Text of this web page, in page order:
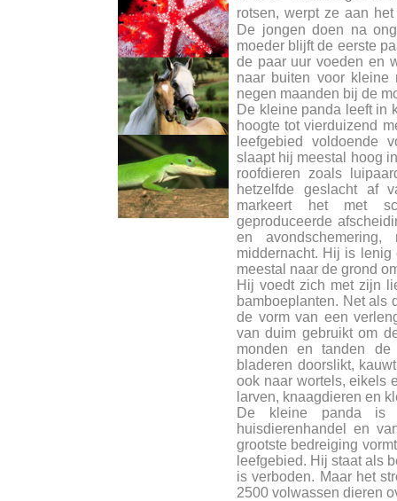
rotsen, werpt ze aan
De jongen doen na
moeder blijft de eerste
de paar uur voeden en
naar buiten voor kleine
negen maanden bij de
De kleine panda leeft in
hoogte tot vierduizend
leefgebied voldoende
slaapt hij meestal hoog
roofdieren zoals
hetzelfde geslacht af
markeert het met
geproduceerde
en
middernacht. Hij is
meestal naar de grond
Hij voedt zich met zijn
bamboeplanten. Net als
de vorm van een
van duim gebruikt om
monden en tanden
bladeren doorslikt,
ook naar wortels, eikels
larven, knaagdieren en
De kleine panda is
huisdierenhandel en
grootste bedreiging
leefgebied. Hij staat als
is verboden. Maar het
2500 volwassen dieren